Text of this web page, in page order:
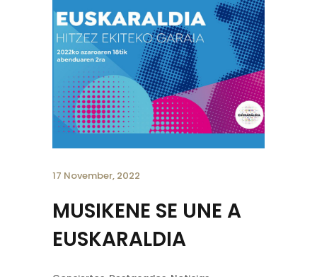
17 November, 2022
MUSIKENE SE UNE A
EUSKARALDIA